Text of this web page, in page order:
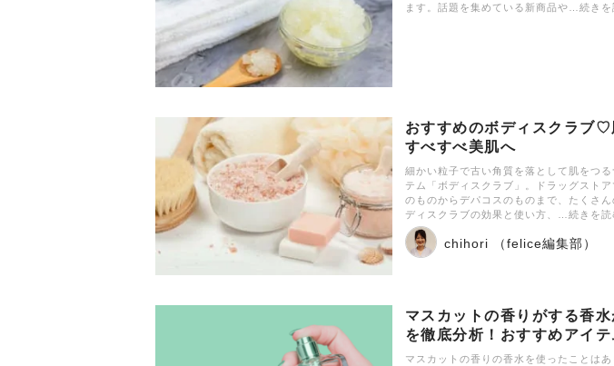
ます。話題を集めている新商品や…続きを
おすすめのボディスクラブ♡
すべすべ美肌へ
細かい粒子で古い角質を落として肌をつ
テム「ボディスクラブ」。ドラッグスト
のものからデパコスのものまで、たくさ
ディスクラブの効果と使い方、…続きを読
chihori （felice編集部）
マスカットの香りがする香
を徹底分析！おすすめアイテ
マスカットの香りの香水を使ったことは